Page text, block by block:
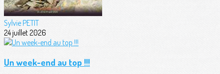
Sylvie PETIT
24 juillet 2026
Un week-end au top !!!